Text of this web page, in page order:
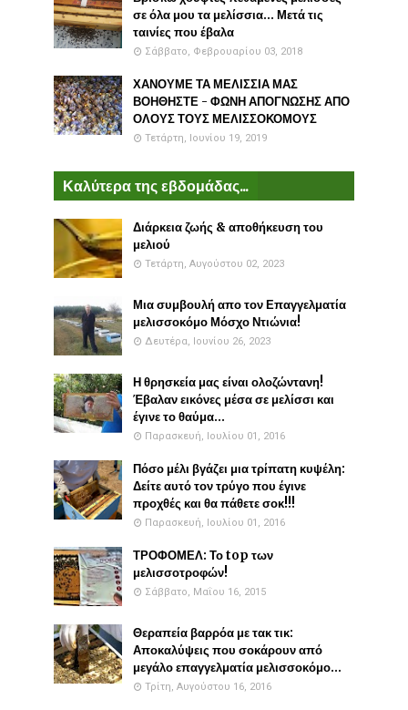
σε όλα μου τα μελίσσια... Μετά τις
ταινίες που έβαλα
Σάββατο, Φεβρουαρίου 03, 2018
ΧΑΝΟΥΜΕ ΤΑ ΜΕΛΙΣΣΙΑ ΜΑΣ
ΒΟΗΘΗΣΤΕ - ΦΩΝΗ ΑΠΟΓΝΩΣΗΣ ΑΠΟ
ΟΛΟΥΣ ΤΟΥΣ ΜΕΛΙΣΣΟΚΟΜΟΥΣ
Τετάρτη, Ιουνίου 19, 2019
Καλύτερα της εβδομάδας...
Διάρκεια ζωής & αποθήκευση του
μελιού
Τετάρτη, Αυγούστου 02, 2023
Μια συμβουλή απο τον Επαγγελματία
μελισσοκόμο Μόσχο Ντιώνια!
Δευτέρα, Ιουνίου 26, 2023
Η θρησκεία μας είναι ολοζώντανη!
Έβαλαν εικόνες μέσα σε μελίσσι και
έγινε το θαύμα...
Παρασκευή, Ιουλίου 01, 2016
Πόσο μέλι βγάζει μια τρίπατη κυψέλη:
Δείτε αυτό τον τρύγο που έγινε
προχθές και θα πάθετε σοκ!!!
Παρασκευή, Ιουλίου 01, 2016
ΤΡΟΦΟΜΕΛ: Το top των
μελισσοτροφών!
Σάββατο, Μαΐου 16, 2015
Θεραπεία βαρρόα με τακ τικ:
Αποκαλύψεις που σοκάρουν από
μεγάλο επαγγελματία μελισσοκόμο...
Τρίτη, Αυγούστου 16, 2016